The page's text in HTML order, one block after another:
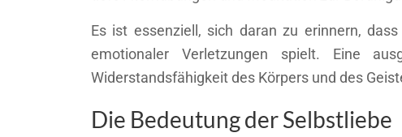
Es ist essenziell, sich daran zu erinnern,
emotionaler Verletzungen spielt. Eine
Widerstandsfähigkeit des Körpers und des
Die Bedeutung der Selbstliebe